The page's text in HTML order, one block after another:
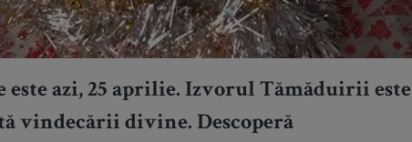
este azi, 25 aprilie. Izvorul Tămăduirii este
vindecării divine. Descoperă